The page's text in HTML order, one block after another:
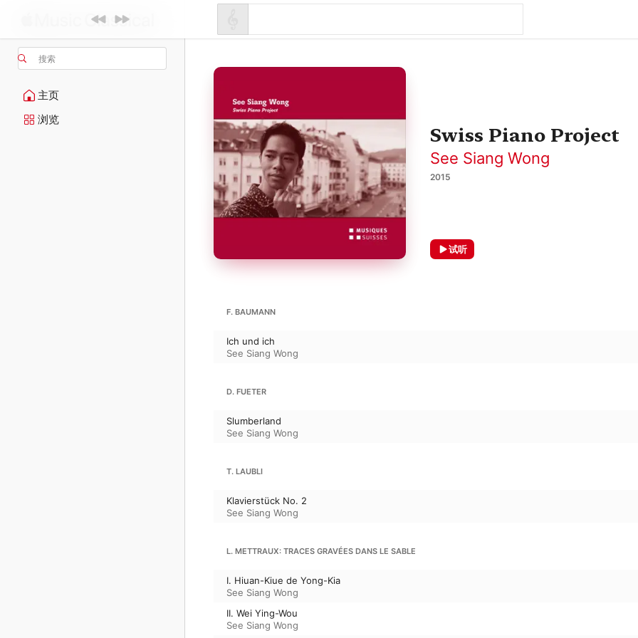
搜索
主页
浏览
Swiss Piano Project
See Siang Wong
2015
试听
F. BAUMANN
Ich und ich
See Siang Wong
D. FUETER
Slumberland
See Siang Wong
T. LAUBLI
Klavierstück No. 2
See Siang Wong
L. METTRAUX: TRACES GRAVÉES DANS LE SABLE
I. Hiuan-Kiue de Yong-Kia
See Siang Wong
II. Wei Ying-Wou
See Siang Wong